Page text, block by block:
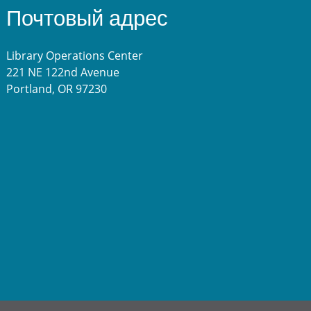
Почтовый адрес
Library Operations Center
221 NE 122nd Avenue
Portland, OR 97230